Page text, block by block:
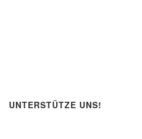
UNTERSTÜTZE UNS!